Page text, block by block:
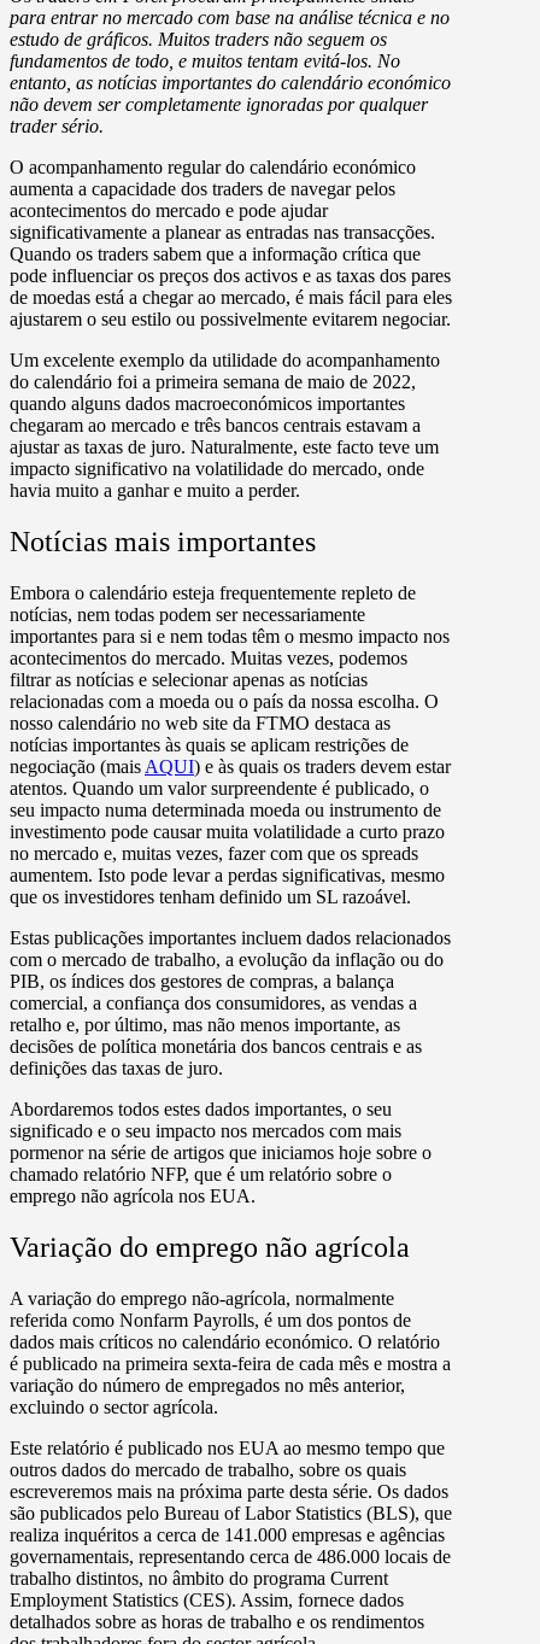
para entrar no mercado com base na análise técnica e no
estudo de gráficos. Muitos traders não seguem os
fundamentos de todo, e muitos tentam evitá-los. No
entanto, as notícias importantes do calendário económico
não devem ser completamente ignoradas por qualquer
trader sério.
O acompanhamento regular do calendário económico
aumenta a capacidade dos traders de navegar pelos
acontecimentos do mercado e pode ajudar
significativamente a planear as entradas nas transacções.
Quando os traders sabem que a informação crítica que
pode influenciar os preços dos activos e as taxas dos pares
de moedas está a chegar ao mercado, é mais fácil para eles
ajustarem o seu estilo ou possivelmente evitarem negociar.
Um excelente exemplo da utilidade do acompanhamento
do calendário foi a primeira semana de maio de 2022,
quando alguns dados macroeconómicos importantes
chegaram ao mercado e três bancos centrais estavam a
ajustar as taxas de juro. Naturalmente, este facto teve um
impacto significativo na volatilidade do mercado, onde
havia muito a ganhar e muito a perder.
Notícias mais importantes
Embora o calendário esteja frequentemente repleto de
notícias, nem todas podem ser necessariamente
importantes para si e nem todas têm o mesmo impacto nos
acontecimentos do mercado. Muitas vezes, podemos
filtrar as notícias e selecionar apenas as notícias
relacionadas com a moeda ou o país da nossa escolha. O
nosso calendário no web site da FTMO destaca as
notícias importantes às quais se aplicam restrições de
negociação (mais AQUI) e às quais os traders devem estar
atentos. Quando um valor surpreendente é publicado, o
seu impacto numa determinada moeda ou instrumento de
investimento pode causar muita volatilidade a curto prazo
no mercado e, muitas vezes, fazer com que os spreads
aumentem. Isto pode levar a perdas significativas, mesmo
que os investidores tenham definido um SL razoável.
Estas publicações importantes incluem dados relacionados
com o mercado de trabalho, a evolução da inflação ou do
PIB, os índices dos gestores de compras, a balança
comercial, a confiança dos consumidores, as vendas a
retalho e, por último, mas não menos importante, as
decisões de política monetária dos bancos centrais e as
definições das taxas de juro.
Abordaremos todos estes dados importantes, o seu
significado e o seu impacto nos mercados com mais
pormenor na série de artigos que iniciamos hoje sobre o
chamado relatório NFP, que é um relatório sobre o
emprego não agrícola nos EUA.
Variação do emprego não agrícola
A variação do emprego não-agrícola, normalmente
referida como Nonfarm Payrolls, é um dos pontos de
dados mais críticos no calendário económico. O relatório
é publicado na primeira sexta-feira de cada mês e mostra a
variação do número de empregados no mês anterior,
excluindo o sector agrícola.
Este relatório é publicado nos EUA ao mesmo tempo que
outros dados do mercado de trabalho, sobre os quais
escreveremos mais na próxima parte desta série. Os dados
são publicados pelo Bureau of Labor Statistics (BLS), que
realiza inquéritos a cerca de 141.000 empresas e agências
governamentais, representando cerca de 486.000 locais de
trabalho distintos, no âmbito do programa Current
Employment Statistics (CES). Assim, fornece dados
detalhados sobre as horas de trabalho e os rendimentos